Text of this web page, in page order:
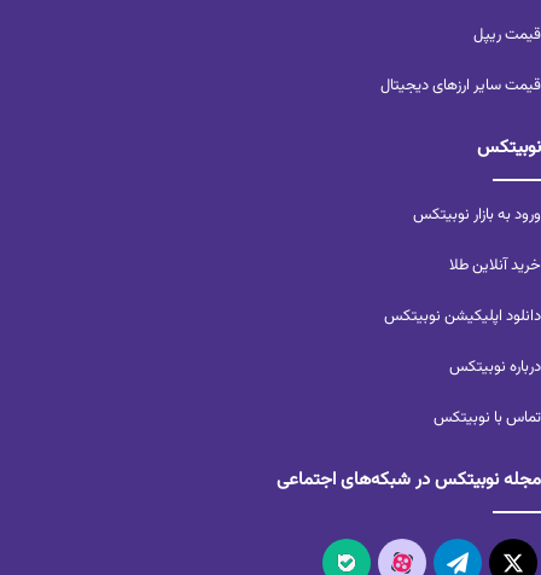
قیمت ریپل
قیمت سایر ارزهای دیجیتال
نوبیتکس
ورود به بازار نوبیتکس
خرید آنلاین طلا
دانلود اپلیکیشن نوبیتکس
درباره نوبیتکس
تماس با نوبیتکس
مجله نوبیتکس در شبکه‌های اجتماعی
X تلگرام آپارات بله